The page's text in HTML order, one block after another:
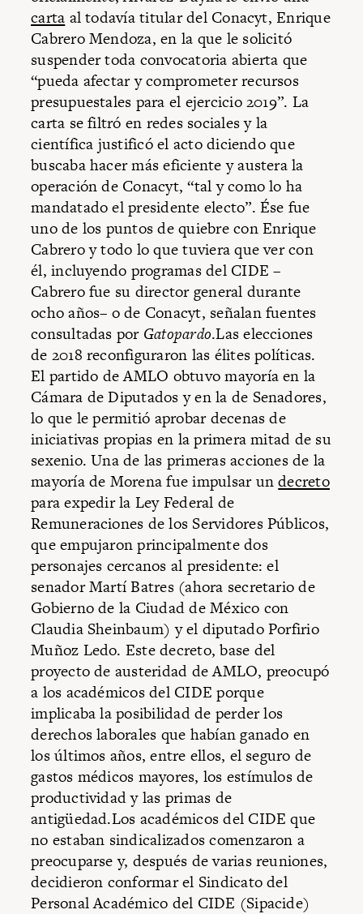
carta al todavía titular del Conacyt, Enrique
Cabrero Mendoza, en la que le solicitó
suspender toda convocatoria abierta que
“pueda afectar y comprometer recursos
presupuestales para el ejercicio 2019”. La
carta se filtró en redes sociales y la
científica justificó el acto diciendo que
buscaba hacer más eficiente y austera la
operación de Conacyt, “tal y como lo ha
mandatado el presidente electo”. Ése fue
uno de los puntos de quiebre con Enrique
Cabrero y todo lo que tuviera que ver con
él, incluyendo programas del CIDE –
Cabrero fue su director general durante
ocho años– o de Conacyt, señalan fuentes
consultadas por Gatopardo.Las elecciones
de 2018 reconfiguraron las élites políticas.
El partido de AMLO obtuvo mayoría en la
Cámara de Diputados y en la de Senadores,
lo que le permitió aprobar decenas de
iniciativas propias en la primera mitad de su
sexenio. Una de las primeras acciones de la
mayoría de Morena fue impulsar undecreto
para expedir la Ley Federal de
Remuneraciones de los Servidores Públicos,
que empujaron principalmente dos
personajes cercanos al presidente: el
senador Martí Batres (ahora secretario de
Gobierno de la Ciudad de México con
Claudia Sheinbaum) y el diputado Porfirio
Muñoz Ledo. Este decreto, base del
proyecto de austeridad de AMLO, preocupó
a los académicos del CIDE porque
implicaba la posibilidad de perder los
derechos laborales que habían ganado en
los últimos años, entre ellos, el seguro de
gastos médicos mayores, los estímulos de
productividad y las primas de
antigüedad.Los académicos del CIDE que
no estaban sindicalizados comenzaron a
preocuparse y, después de varias reuniones,
decidieron conformar el Sindicato del
Personal Académico del CIDE (Sipacide)